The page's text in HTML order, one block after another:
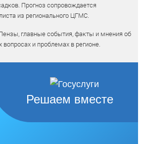
Прогноз сопровождается
из регионального ЦГМС.
главные события, факты и мнения об
и проблемах в регионе.
Решаем вместе